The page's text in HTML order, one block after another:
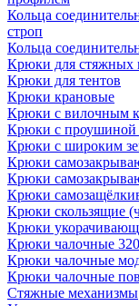
Кольца
строп
Кольца
Крюки для стяжных
Крюки для тентов
Крюки крановые
Крюки с вилочным
Крюки с
Крюки с широким
Крюки
Крюки
Крюки
Крюки скользящие
Крюки
Крюки чалочные
Крюки чалочные
Крюки чалочные
Стяжные механизмы